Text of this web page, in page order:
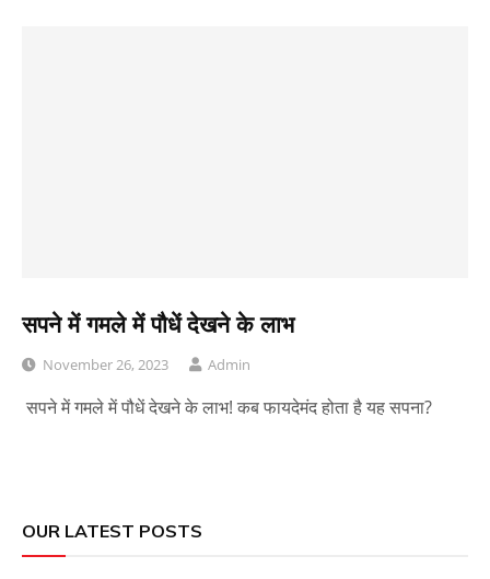
सपने में गमले में पौधें देखने के लाभ
November 26, 2023 Admin
सपने में गमले में पौधें देखने के लाभ! कब फायदेमंद होता है यह सपना?
OUR LATEST POSTS